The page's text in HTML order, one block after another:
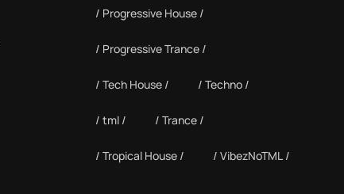
Progressive House
Progressive Trance
Tech House Techno
tml Trance
Tropical House VibezNoTML